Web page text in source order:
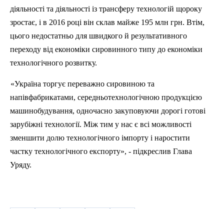
діяльності та діяльності із трансферу технологій щороку
зростає, і в 2016 році він склав майже 195 млн грн. Втім,
цього недостатньо для швидкого й результативного
переходу від економіки сировинного типу до економіки
технологічного розвитку.
«Україна торгує переважно сировиною та
напівфабрикатами, середньотехнологічною продукцією
машинобудування, одночасно закуповуючи дорогі готові
зарубіжні технології. Між тим у нас є всі можливості
зменшити долю технологічного імпорту і наростити
частку технологічного експорту», - підкреслив Глава
Уряду.